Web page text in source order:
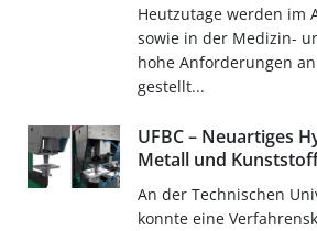
Heutzutage werden im
sowie in der Medizin-
hohe Anforderungen
gestellt...
UFBC – Neuartiges
Metall und
An der Technischen
konnte eine